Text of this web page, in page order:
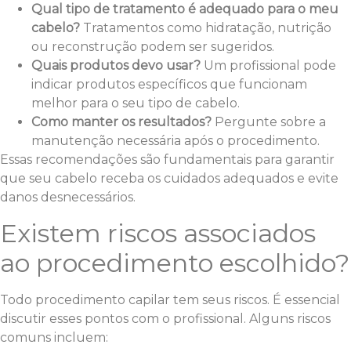
Qual tipo de tratamento é adequado para o meu
cabelo? Tratamentos como hidratação, nutrição
ou reconstrução podem ser sugeridos.
Quais produtos devo usar? Um profissional pode
indicar produtos específicos que funcionam
melhor para o seu tipo de cabelo.
Como manter os resultados? Pergunte sobre a
manutenção necessária após o procedimento.
Essas recomendações são fundamentais para garantir
que seu cabelo receba os cuidados adequados e evite
danos desnecessários.
Existem riscos associados
ao procedimento escolhido?
Todo procedimento capilar tem seus riscos. É essencial
discutir esses pontos com o profissional. Alguns riscos
comuns incluem: